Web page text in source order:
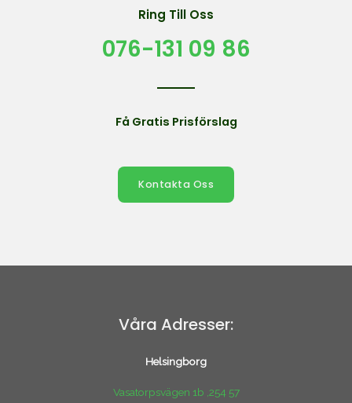
Ring Till Oss
076-131 09 86
Få Gratis Prisförslag
Kontakta Oss
Våra Adresser:
Helsingborg
Vasatorpsvägen 1b ,254 57